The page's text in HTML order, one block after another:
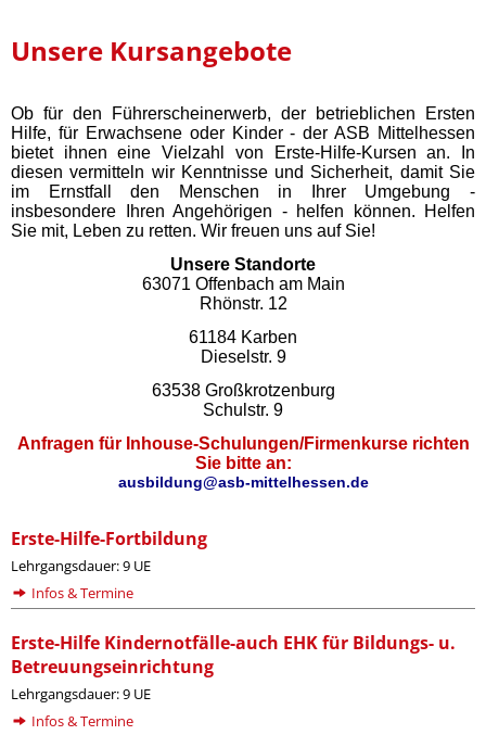
Unsere Kursangebote
Ob für den Führerscheinerwerb, der betrieblichen Ersten
Hilfe, für Erwachsene oder Kinder - der ASB Mittelhessen
bietet ihnen eine Vielzahl von Erste-Hilfe-Kursen an. In
diesen vermitteln wir Kenntnisse und Sicherheit, damit Sie
im Ernstfall den Menschen in Ihrer Umgebung -
insbesondere Ihren Angehörigen - helfen können. Helfen
Sie mit, Leben zu retten. Wir freuen uns auf Sie!
Unsere Standorte
63071 Offenbach am Main
Rhönstr. 12
61184 Karben
Dieselstr. 9
63538 Großkrotzenburg
Schulstr. 9
Anfragen für Inhouse-Schulungen/Firmenkurse richten
Sie bitte an:
ausbildung@asb-mittelhessen.de
Erste-Hilfe-Fortbildung
Lehrgangsdauer: 9 UE
Infos & Termine
Erste-Hilfe Kindernotfälle-auch EHK für Bildungs- u.
Betreuungseinrichtung
Lehrgangsdauer: 9 UE
Infos & Termine